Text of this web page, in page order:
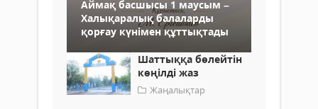
Аймақ басшысы 1 маусым –
Халықаралық балаларды
қорғау күнімен құттықтады
Шаттыққа бөлейтін
көңілді жаз
Жаңалықтар